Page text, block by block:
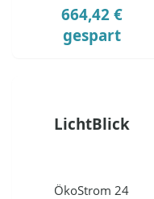
664,42 €
gespart
LichtBlick
ÖkoStrom 24